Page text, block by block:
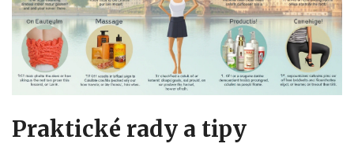
Praktické rady a tipy